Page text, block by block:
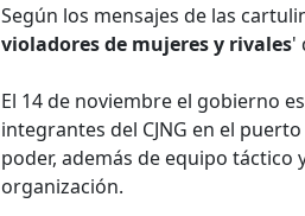
Según los mensajes de las
violadores de mujeres y rivales'
El 14 de noviembre el gobierno
integrantes del CJNG en el
poder, además de equipo
organización.